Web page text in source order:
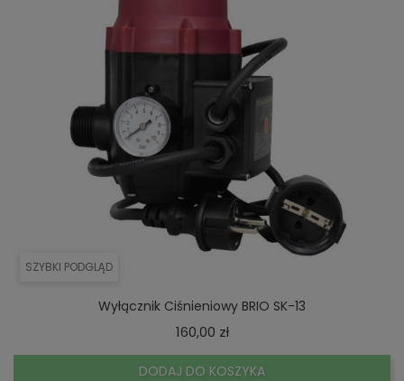
SZYBKI PODGLĄD
Wyłącznik Ciśnieniowy BRIO SK-13
160,00 złCena
DODAJ DO KOSZYKA